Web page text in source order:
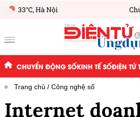
33°C,Hà Nội
CHUYỂN ĐỘNG SỐKINH TẾ SỐĐIỆN TỬ
Trang chủ Công nghệ số
Internet